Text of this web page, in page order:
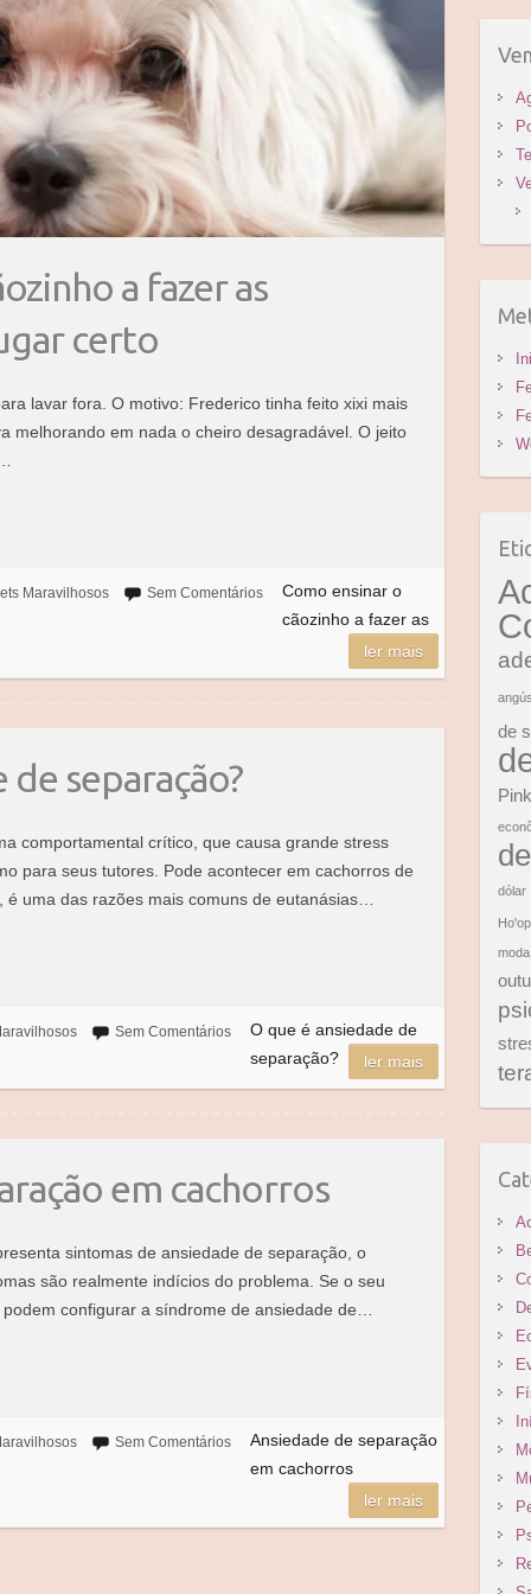
a fazer as
certo
lavar fora. O motivo: Frederico tinha feito xixi mais
melhorando em nada o cheiro desagradável. O jeito
Maravilhosos Sem Comentários
Como ensinar o
cãozinho a fazer as
ler mais
de separação?
comportamental crítico, que causa grande stress
para seus tutores. Pode acontecer em cachorros de
uma das razões mais comuns de eutanásias…
Sem Comentários
O que é ansiedade de
separação?
ler mais
em cachorros
sintomas de ansiedade de separação, o
são realmente indícios do problema. Se o seu
configurar a síndrome de ansiedade de…
Sem Comentários
Ansiedade de separação
em cachorros
ler mais
de
dólar
moda